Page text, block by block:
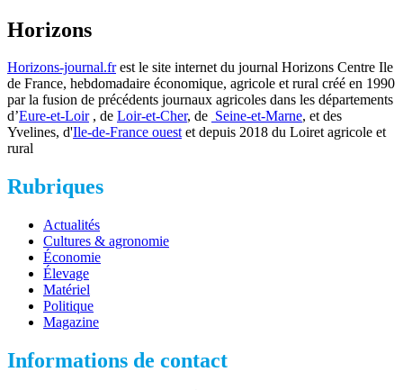
Horizons
Horizons-journal.frest le site internet du journal Horizons Centre Ile
de France, hebdomadaire économique, agricole et rural créé en 1990
par la fusion de précédents journaux agricoles dans les départements
d’Eure-et-Loir, de Loir-et-Cher, de Seine-et-Marne, et des
Yvelines, d'Ile-de-France ouestet depuis 2018 du Loiret agricole et
rural
Rubriques
Actualités
Cultures & agronomie
Économie
Élevage
Matériel
Politique
Magazine
Informations de contact